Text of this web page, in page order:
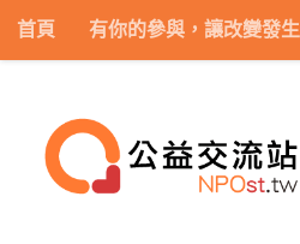
Skip to content
首頁 有你的參與，讓改變發生